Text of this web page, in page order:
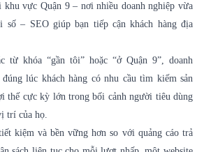
khu vực Quận 9 – nơi nhiều doanh nghiệp vừa
số – SEO giúp bạn tiếp cận khách hàng địa
từ khóa “gần tôi” hoặc “ở Quận 9”, doanh
lúc khách hàng có nhu cầu tìm kiếm sản
thế cực kỳ lớn trong bối cảnh người tiêu dùng
trí của họ.
kiệm và bền vững hơn so với quảng cáo trả